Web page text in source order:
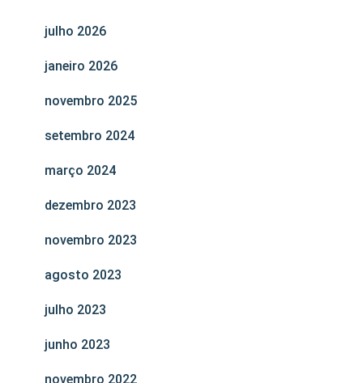
julho 2026
janeiro 2026
novembro 2025
setembro 2024
março 2024
dezembro 2023
novembro 2023
agosto 2023
julho 2023
junho 2023
novembro 2022